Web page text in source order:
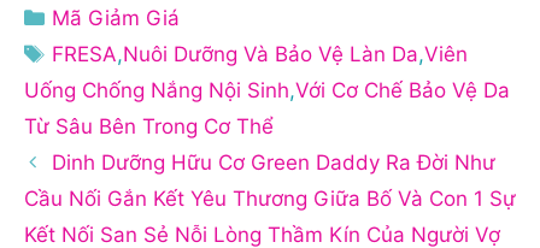
Danh
mục
Mã Giảm Giá
Thẻ
FRESA,Nuôi Dưỡng Và Bảo Vệ Làn Da,Viên
Uống Chống Nắng Nội Sinh,Với Cơ Chế Bảo Vệ Da
Từ Sâu Bên Trong Cơ Thể
Dinh Dưỡng Hữu Cơ Green Daddy Ra Đời Như
Cầu Nối Gắn Kết Yêu Thương Giữa Bố Và Con 1 Sự
Kết Nối San Sẻ Nỗi Lòng Thầm Kín Của Người Vợ